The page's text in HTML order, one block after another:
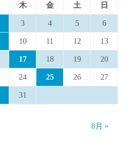
木 金 土 日
3 4 5 6
10 11 12 13
17 18 19 20
24 25 26 27
31
8月 »